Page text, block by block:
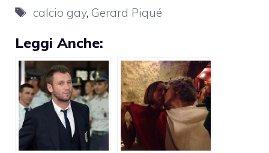
Tag
calcio gay, Gerard Piqué
Leggi Anche: